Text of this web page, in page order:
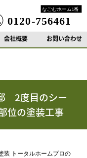
会社概要 お問い合わせ
2度目のシー
位の塗装工事
装 トータルホームプロの